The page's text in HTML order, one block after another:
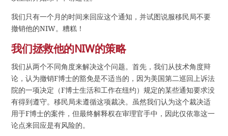
我们只有一个月的时间来回应这个通知，并试图说服移民局不要
撤销他的NIW。糟糕！
我们拯救他的NIW的策略
我们从两个不同角度来解决这个问题。首先，我们从技术角度辩
论，认为撤销F博士的豁免是不适当的，因为美国第二巡回上诉法
院的一项决定（F博士生活和工作在纽约）规定的某些通知要求没
有得到遵守。移民局未遵循这项裁决。虽然我们认为这个裁决适
用于F博士的案件，但最终解释权在审理官手中，因此仅依靠这一
论点来回应是有风险的。